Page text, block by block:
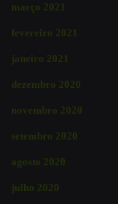
março 2021
fevereiro 2021
janeiro 2021
dezembro 2020
novembro 2020
setembro 2020
agosto 2020
julho 2020